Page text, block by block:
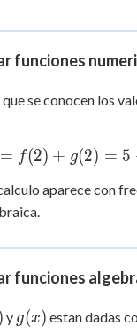
funciones
se conocen los
= f(2) + g(2) = 5
aparece con
funciones
) y g(x)
g(x) estan dadas